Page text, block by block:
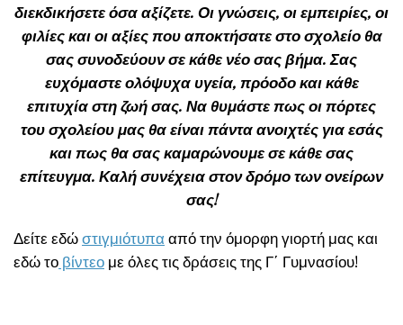
διεκδικήσετε όσα αξίζετε. Οι γνώσεις, οι εμπειρίες, οι
φιλίες και οι αξίες που αποκτήσατε στο σχολείο θα
σας συνοδεύουν σε κάθε νέο σας βήμα. Σας
ευχόμαστε ολόψυχα υγεία, πρόοδο και κάθε
επιτυχία στη ζωή σας. Να θυμάστε πως οι πόρτες
του σχολείου μας θα είναι πάντα ανοιχτές για εσάς
και πως θα σας καμαρώνουμε σε κάθε σας
επίτευγμα. Καλή συνέχεια στον δρόμο των ονείρων
σας!
Δείτε εδώστιγμιότυπααπό την όμορφη γιορτή μας και
εδώ το βίντεο με όλες τις δράσεις της Γ΄ Γυμνασίου!